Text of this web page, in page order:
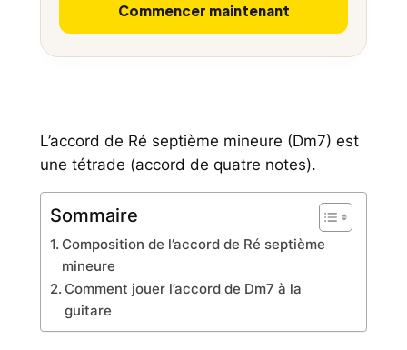
Commencer maintenant
L’accord de Ré septième mineure (Dm7) est
une tétrade (accord de quatre notes).
Sommaire
Composition de l’accord de Ré septième
mineure
Comment jouer l’accord de Dm7 à la
guitare